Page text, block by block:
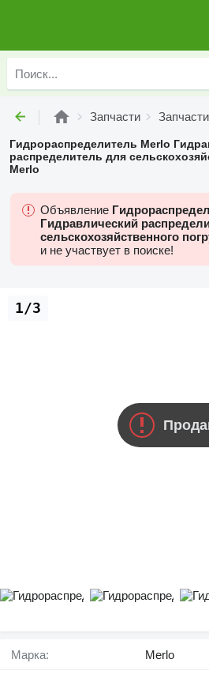
Запчасти
Гидрораспределитель Merlo
распределитель для
Merlo
Объявление
Гидравлический
сельскохозяйственного
и не участвует в поиске!
1/3
Марка: Merlo